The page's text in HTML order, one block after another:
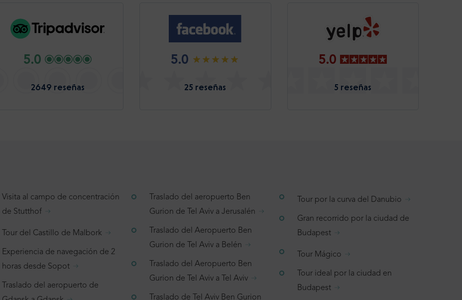
5.0
2649 reseñas
5.0
25 reseñas
5.0
5 reseñas
Visita al campo de concentración
de Stutthof
Tour del Castillo de Malbork
Experiencia de navegación de 2
horas desde Sopot
Traslado del aeropuerto de
Traslado del aeropuerto Ben
Gurion de Tel Aviv a Jerusalén
Traslado del Aeropuerto Ben
Gurion de Tel Aviv a Belén
Traslado del Aeropuerto Ben
Gurion de Tel Aviv a Tel Aviv
Traslado de Tel Aviv Ben Gurion
Tour por la curva del Danubio
Gran recorrido por la ciudad de
Budapest
Tour Mágico
Tour ideal por la ciudad en
Budapest